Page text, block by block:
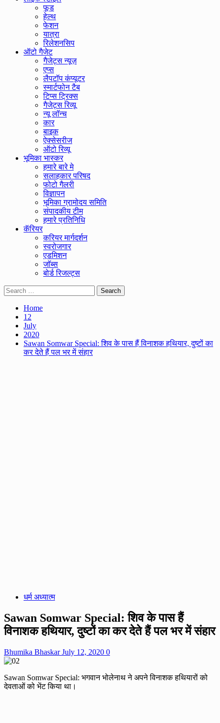
फूड
हेल्थ
फेशन
यात्रा
रिलेशनसिप
ऑटो गैजेट
गैजेट्स न्यूज़
एप्स
लैपटॉप कंप्यूटर
स्मार्टफोन टैब
टिप्स ट्रिक्स
गैजेट्स रिव्यू
न्यू लॉन्च
कार
बाइक
ऐक्सेसरीज
ऑटो रिव्यू
भूमिका भास्कर
हमारे बारे मे
सलाहकार परिषद
फोटो गैलरी
विज्ञापन
भूमिका ग्रामोदय समिति
संपादकीय टीम
हमारे प्रतिनिधि
कॅरियर
करियर मार्गदर्शन
स्वरोजगार
एडमिशन
जॉब्स
बोर्ड रिजल्ट्स
Search
for:
Home
12
July
2020
Sawan Somwar Special: शिव के पास हैं विनाशक हथियार, दुष्टों का
कर देते हैं पल भर में संहार
धर्म अध्यात्म
Sawan Somwar Special: शिव के पास हैं
विनाशक हथियार, दुष्टों का कर देते हैं पल भर में संहार
Bhumika BhaskarJuly 12, 2020 0
Sawan Somwar Special: भगवान भोलेनाथ ने अपने विनाशक हथियारों को
देवताओं को भेंट किया था।